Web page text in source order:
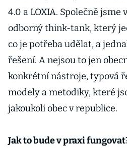
4.0 a LOXIA. Společně
odborný think-tank, který
co je potřeba udělat, a
řešení. A nejsou to jen
konkrétní nástroje, typová
modely a metodiky, které
jakoukoli obec v republice.
Jak to bude v praxi